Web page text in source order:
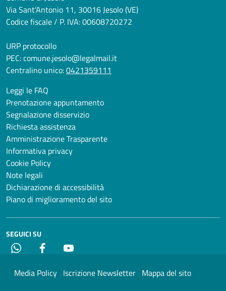
Via Sant'Antonio 11, 30016 Jesolo (VE)
Codice fiscale / P. IVA: 00608720272
URP protocollo
PEC:comune.jesolo@legalmail.it
Centralino unico:0421359111
Leggi le FAQ
Prenotazione appuntamento
Segnalazione disservizio
Richiesta assistenza
Amministrazione Trasparente
Informativa privacy
Cookie Policy
Note legali
Dichiarazione di accessibilità
Piano di miglioramento del sito
SEGUICI SU
Whatsapp Facebook
Media Policy Iscrizione Newsletter Mappa del sito